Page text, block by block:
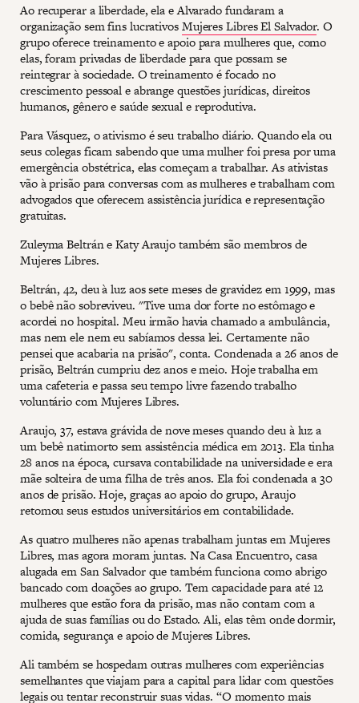
Ao recuperar a liberdade, ela e Alvarado fundaram a
organização sem fins lucrativosMujeres Libres El Salvador. O
grupo oferece treinamento e apoio para mulheres que, como
elas, foram privadas de liberdade para que possam se
reintegrar à sociedade. O treinamento é focado no
crescimento pessoal e abrange questões jurídicas, direitos
humanos, gênero e saúde sexual e reprodutiva.
Para Vásquez, o ativismo é seu trabalho diário. Quando ela ou
seus colegas ficam sabendo que uma mulher foi presa por uma
emergência obstétrica, elas começam a trabalhar. As ativistas
vão à prisão para conversas com as mulheres e trabalham com
advogados que oferecem assistência jurídica e representação
gratuitas.
Zuleyma Beltrán e Katy Araujo também são membros de
Mujeres Libres.
Beltrán, 42, deu à luz aos sete meses de gravidez em 1999, mas
o bebê não sobreviveu. "Tive uma dor forte no estômago e
acordei no hospital. Meu irmão havia chamado a ambulância,
mas nem ele nem eu sabíamos dessa lei. Certamente não
pensei que acabaria na prisão", conta. Condenada a 26 anos de
prisão, Beltrán cumpriu dez anos e meio. Hoje trabalha em
uma cafeteria e passa seu tempo livre fazendo trabalho
voluntário com Mujeres Libres.
Araujo, 37, estava grávida de nove meses quando deu à luz a
um bebê natimorto sem assistência médica em 2013. Ela tinha
28 anos na época, cursava contabilidade na universidade e era
mãe solteira de uma filha de três anos. Ela foi condenada a 30
anos de prisão. Hoje, graças ao apoio do grupo, Araujo
retomou seus estudos universitários em contabilidade.
As quatro mulheres não apenas trabalham juntas em Mujeres
Libres, mas agora moram juntas. Na Casa Encuentro, casa
alugada em San Salvador que também funciona como abrigo
bancado com doações ao grupo. Tem capacidade para até 12
mulheres que estão fora da prisão, mas não contam com a
ajuda de suas famílias ou do Estado. Ali, elas têm onde dormir,
comida, segurança e apoio de Mujeres Libres.
Ali também se hospedam outras mulheres com experiências
semelhantes que viajam para a capital para lidar com questões
legais ou tentar reconstruir suas vidas. “O momento mais